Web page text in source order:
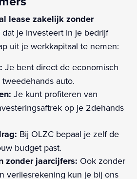
lease zakelijk zonder
je investeert in je bedrijf
uit je werkkapitaal te nemen:
Je bent direct de economisch
auto.
Je kunt profiteren van
op je 2dehands
Bij OLZC bepaal je zelf de
budget past.
zonder jaarcijfers: Ook zonder
verliesrekening kun je bij ons